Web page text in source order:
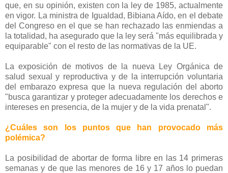
que, en su opinión, existen con la ley de 1985, actualmente
en vigor. La ministra de Igualdad, Bibiana Aído, en el debate
del Congreso en el que se han rechazado las enmiendas a
la totalidad, ha asegurado que la ley será "más equilibrada y
equiparable" con el resto de las normativas de la UE.
La exposición de motivos de la nueva Ley Orgánica de
salud sexual y reproductiva y de la interrupción voluntaria
del embarazo expresa que la nueva regulación del aborto
"busca garantizar y proteger adecuadamente los derechos e
intereses en presencia, de la mujer y de la vida prenatal".
¿Cuáles son los puntos que han provocado más
polémica?
La posibilidad de abortar de forma libre en las 14 primeras
semanas y de que las menores de 16 y 17 años lo puedan